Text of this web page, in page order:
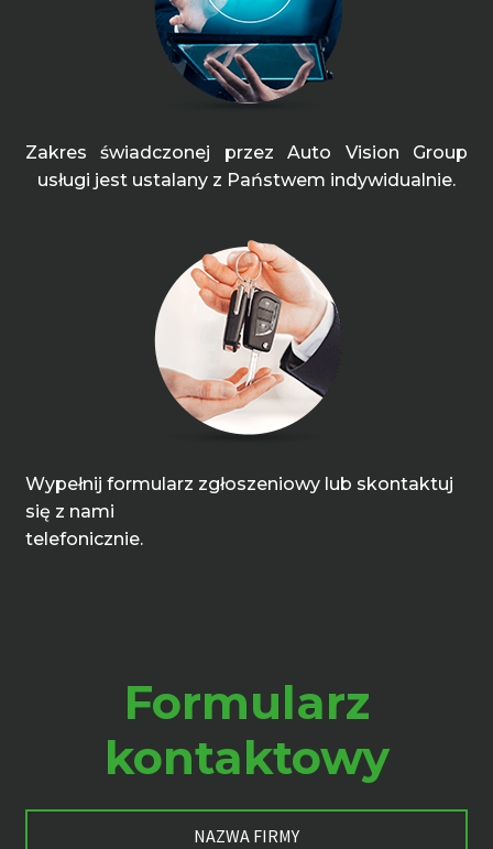
Zakres świadczonej przez Auto Vision Group
usługi jest ustalany z Państwem indywidualnie.
Wypełnij formularz zgłoszeniowy lub skontaktuj
się z nami
telefonicznie.
Formularz
kontaktowy